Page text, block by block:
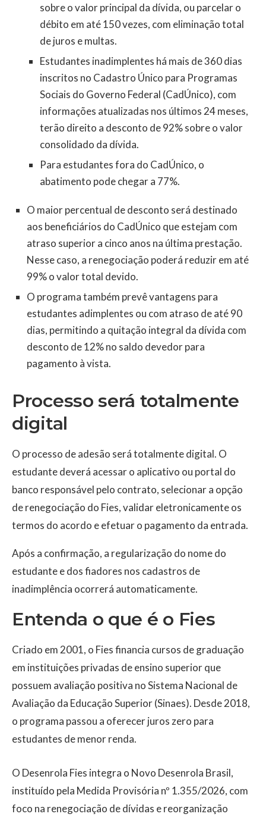
sobre o valor principal da dívida, ou parcelar o
débito em até 150 vezes, com eliminação total
de juros e multas.
Estudantes inadimplentes há mais de 360 dias
inscritos no Cadastro Único para Programas
Sociais do Governo Federal (CadÚnico), com
informações atualizadas nos últimos 24 meses,
terão direito a desconto de 92% sobre o valor
consolidado da dívida.
Para estudantes fora do CadÚnico, o
abatimento pode chegar a 77%.
O maior percentual de desconto será destinado
aos beneficiários do CadÚnico que estejam com
atraso superior a cinco anos na última prestação.
Nesse caso, a renegociação poderá reduzir em até
99% o valor total devido.
O programa também prevê vantagens para
estudantes adimplentes ou com atraso de até 90
dias, permitindo a quitação integral da dívida com
desconto de 12% no saldo devedor para
pagamento à vista.
Processo será totalmente
digital
O processo de adesão será totalmente digital. O
estudante deverá acessar o aplicativo ou portal do
banco responsável pelo contrato, selecionar a opção
de renegociação do Fies, validar eletronicamente os
termos do acordo e efetuar o pagamento da entrada.
Após a confirmação, a regularização do nome do
estudante e dos fiadores nos cadastros de
inadimplência ocorrerá automaticamente.
Entenda o que é o Fies
Criado em 2001, o Fies financia cursos de graduação
em instituições privadas de ensino superior que
possuem avaliação positiva no Sistema Nacional de
Avaliação da Educação Superior (Sinaes). Desde 2018,
o programa passou a oferecer juros zero para
estudantes de menor renda.
O Desenrola Fies integra o Novo Desenrola Brasil,
instituído pela Medida Provisória nº 1.355/2026, com
foco na renegociação de dívidas e reorganização